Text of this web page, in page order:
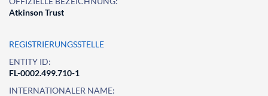
Atkinson Trust
REGISTRIERUNGSSTELLE
ENTITY ID:
FL-0002.499.710-1
INTERNATIONALER NAME: